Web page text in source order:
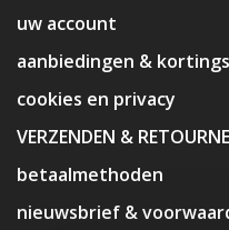
uw account
aanbiedingen &
cookies en privacy
VERZENDEN &
betaalmethoden
nieuwsbrief &